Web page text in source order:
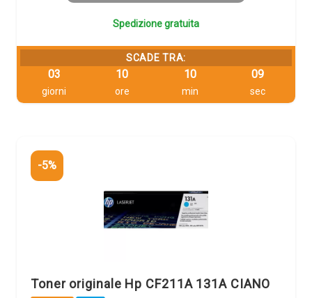
Spedizione gratuita
SCADE TRA:
03
giorni
10
ore
10
min
09
sec
-5%
Toner originale Hp CF211A 131A CIANO